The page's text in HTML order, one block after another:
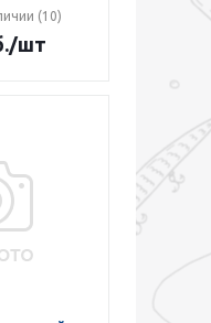
(10)
/шт